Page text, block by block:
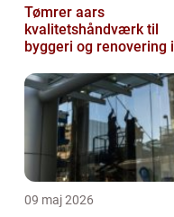
Tømrer aars
kvalitetshåndværk til
byggeri og renovering i
09 maj 2026